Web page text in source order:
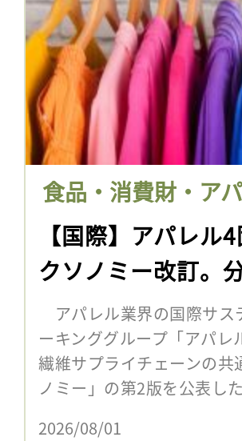
食品・消費財・ア
【国際】アパレ
クソノミー改訂。
アパレル業界の国際サス
ーキンググループ「アパ
繊維サプライチェーンの
ノミー」の第2版を公表し
2026/08/01